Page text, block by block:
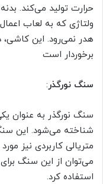
حرارت تولید می‌کند.
ولتاژی که به لعاب
برخوردار است
سنگ نورگذر:
سنگ نورگذر به عنوان
شناخته می‌شود. این
متریالی کاربردی نیز
می‌توان از این سنگ
استفاده کرد.